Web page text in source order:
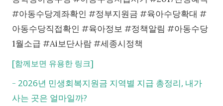
#아동수당계좌확인 #정부지원금 #육아수당확대 #
아동수당직접확인 #육아정보 #정책알림 #아동수당
1월소급 #Ai보단사람 #세종시정책
[함께보면 유용한 링크]
- 2026년 민생회복지원금 지역별 지급 총정리, 내가
사는 곳은 얼마일까?